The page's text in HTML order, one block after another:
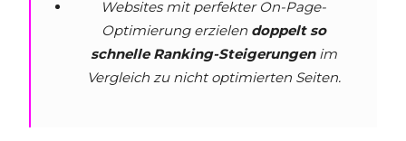
Websites mit perfekter On-Page-
Optimierung erzielen doppelt so
schnelle Ranking-Steigerungenim
Vergleich zu nicht optimierten Seiten.